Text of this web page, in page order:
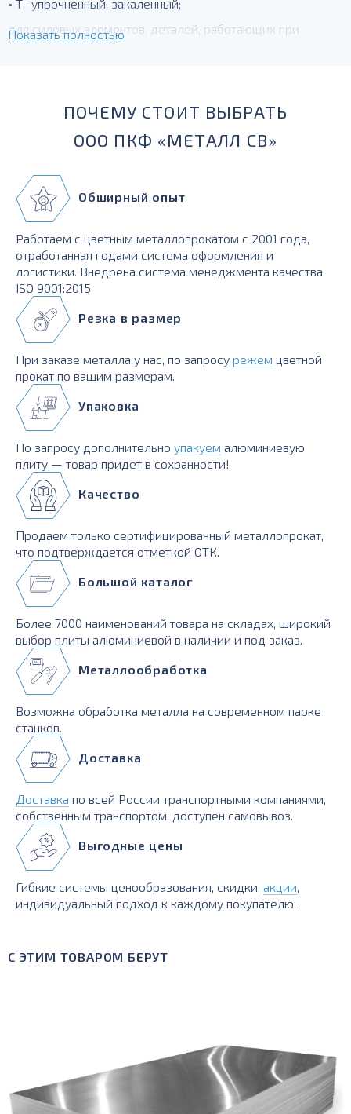
• Т- упрочненный, закаленный;
для силовых элементов, деталей, работающих при
температурах до -230 град.
Показать полностью
ПОЧЕМУ СТОИТ ВЫБРАТЬ
ООО ПКФ «МЕТАЛЛ СВ»
Обширный опыт
Работаем с цветным металлопрокатом с 2001 года,
отработанная годами система оформления и
логистики. Внедрена система менеджмента качества
ISO 9001:2015
Резка в размер
При заказе металла у нас, по запросу режем цветной
прокат по вашим размерам.
Упаковка
По запросу дополнительно упакуем алюминиевую
плиту — товар придет в сохранности!
Качество
Продаем только сертифицированный металлопрокат,
что подтверждается отметкой ОТК.
Большой каталог
Более 7000 наименований товара на складах, широкий
выбор плиты алюминиевой в наличии и под заказ.
Металлообработка
Возможна обработка металла на современном парке
станков.
Доставка
Доставка по всей России транспортными компаниями,
собственным транспортом, доступен самовывоз.
Выгодные цены
Гибкие системы ценообразования, скидки, акции,
индивидуальный подход к каждому покупателю.
С ЭТИМ ТОВАРОМ БЕРУТ